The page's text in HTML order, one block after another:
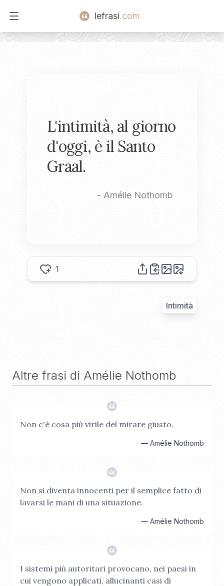
Open main menu
lefrasi.com
L'intimità, al giorno
d'oggi, è il Santo
Graal.
- Amélie Nothomb
1
Intimità
Altre frasi di Amélie Nothomb
Non c'è cosa più virile del mirare giusto.
— Amélie Nothomb
Non si diventa innocenti per il semplice fatto di
lavarsi le mani di una situazione.
— Amélie Nothomb
I sistemi più autoritari provocano, nei paesi in
cui vengono applicati, allucinanti casi di